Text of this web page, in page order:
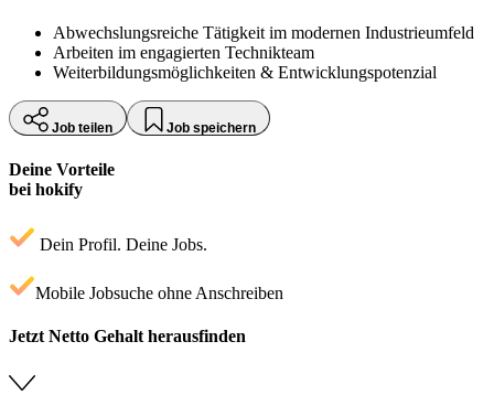
Abwechslungsreiche Tätigkeit im modernen Industrieumfeld
Arbeiten im engagierten Technikteam
Weiterbildungsmöglichkeiten & Entwicklungspotenzial
Job teilen Job speichern
Deine Vorteile
bei hokify
Dein Profil. Deine Jobs.
Mobile Jobsuche ohne Anschreiben
Jetzt Netto Gehalt herausfinden